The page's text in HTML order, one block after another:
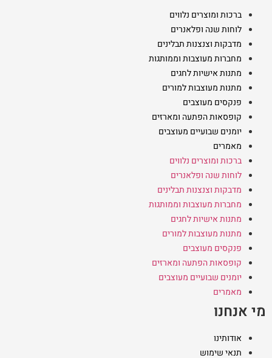
ברכות ומוצרים נלווים
לוחות שנה ופלאנרים
מדבקות וצנצנות תבלינים
מחברות מעוצבות וממותגות
מתנות אישיות לחגים
מתנות מעוצבות למורים
פנקסים מעוצבים
קופסאות הפתעה ומארזים
יומנים שבועיים מעוצבים
מאמרים
ברכות ומוצרים נלווים
לוחות שנה ופלאנרים
מדבקות וצנצנות תבלינים
מחברות מעוצבות וממותגות
מתנות אישיות לחגים
מתנות מעוצבות למורים
פנקסים מעוצבים
קופסאות הפתעה ומארזים
יומנים שבועיים מעוצבים
מאמרים
מי אנחנו
אודותינו
תנאי שימוש